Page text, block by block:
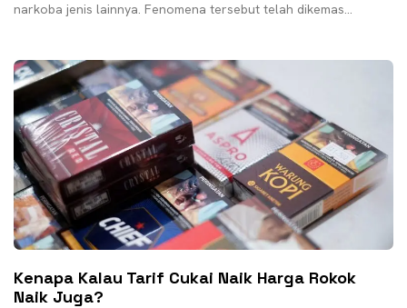
narkoba jenis lainnya. Fenomena tersebut telah dikemas
Kenapa Kalau Tarif Cukai Naik Harga Rokok
Naik Juga?